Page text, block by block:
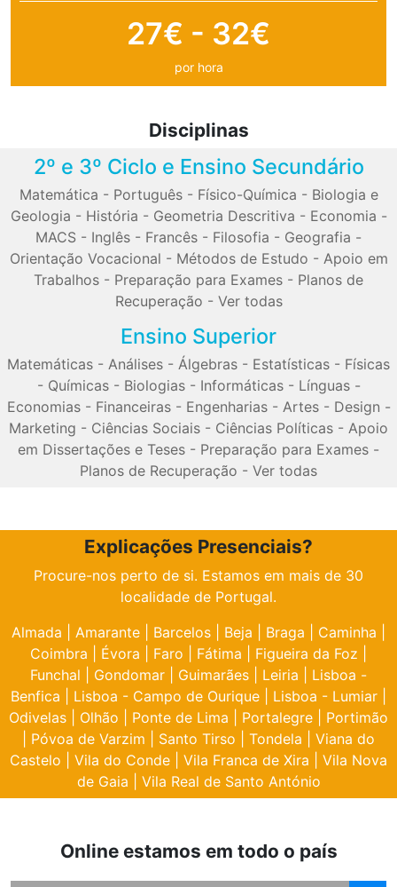
27€ - 32€
por hora
Disciplinas
2º e 3º Ciclo e Ensino Secundário
Matemática - Português- Físico-Química - Biologia e
Geologia - História - Geometria Descritiva - Economia -
MACS - Inglês - Francês - Filosofia - Geografia -
Orientação Vocacional - Métodos de Estudo - Apoio em
Trabalhos - Preparação para Exames - Planos de
Recuperação - Ver todas
Ensino Superior
Matemáticas - Análises - Álgebras - Estatísticas - Físicas
- Químicas- Biologias- Informáticas- Línguas-
Economias- Financeiras- Engenharias- Artes- Design -
Marketing - Ciências Sociais - Ciências Políticas - Apoio
em Dissertações e Teses - Preparação para Exames -
Planos de Recuperação - Ver todas
Explicações Presenciais?
Procure-nos perto de si. Estamos em mais de 30
localidade de Portugal.
Almada
Amarante Barcelos Beja Braga Caminha
Coimbra
Évora Faro Fátima Figueira da Foz
Funchal
Gondomar Guimarães Leiria
Lisboa -
Benfica
Lisboa - Campo de Ourique Lisboa - Lumiar
Odivelas
Olhão Ponte de Lima Portalegre
Portimão
Póvoa de Varzim Santo Tirso Tondela
Viana do
Castelo
Vila do Conde Vila Franca de Xira
Vila Nova
de Gaia
Vila Real de Santo António
Online estamos em todo o país